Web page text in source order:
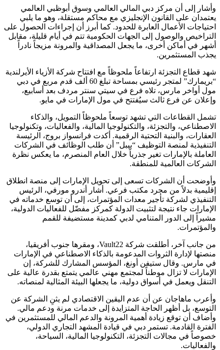
وأشار إلى أن مركز دبي المالي العالمي وسوق أبوظبي العالمي
يعتمدان على القانون الإنجليزي مع محاكم مستقلة، وهو ما يلبي
احتياجات الأعمال العابرة للحدود. كما أبرز أن إجراءات الحصول على
التراخيص والوصول إلى الجهات الحكومية تتم في أيام قليلة، مقابل
أشهر في أماكن أخرى، ما يجعل المصداقية والمرونة مزيجاً نادراً
يجذب المستثمرين.
شهد قطاع التجزئة ارتفاعاً ملحوظاً مع افتتاح شركة الأزياء الأيرلندية
“بريمارك” لمتجر رئيسي بمساحة تبلغ 60 ألف قدم مربع في دبي
مول أواخر مارس، تلاه فرع في سيتي سنتر مردف بعد أسابيع،
وإعلان عن فرع ثالث سيُفتتح في مول الإمارات في مايو.
تشمل القطاعات التي تشهد توسعاً ملحوظاً التمويل، والذكاء
الاصطناعي، والتجزئة، والتكنولوجيا المالية، والفعاليات، وتكنولوجيا
العقارات، والبنية التحتية الرقمية. أكدت فرانسواز بروج، الرئيسة
التنفيذية لمنصة التوظيف “بيبل” أن طلب الوظائف في الشركات
العاملة بالإمارات تغير جذرياً خلال العام المنصرم، ما يعكس نظرة
الشركات العالمية للمنطقة.
وأوضحت أن الشركات تسعى إلى تحويل الإمارات إلى منصة انطلاق
إقليمية بدلاً من مجرد مكتب فرعي. أشار أندرو مورفي، الرئيس
التنفيذي لشركة تأجير معدات المؤتمرات، إلى أن توسع خدماته في
الإمارات جاء نتيجة لتثبيت الدولة كمركز مفضّل للفعاليات الدولية،
مشيراً إلى الدور المتنامي لدبي كمدينة مستضيفة للقمم
والمؤتمرات.
من جانب آخر، أطلقت شركة Vault22، ومقرها جنوب أفريقيا،
منصتها لإدارة الثروات المدعومة بالذكاء الاصطناعي في الإمارات
في مارس. وقال ستيفن أونغ، المؤسس المشارك للشركة، إن
الإمارات لا تزال موطناً لمجتمع مهني عالمي يتمتع بقدرة عالية على
التنقل ويعمل في أسواق دولية، ما يجعلها البيئة المثالية لمنصاته.
وأعرب ماهاجان عن أن عدم اليقين الاقتصادي لم يثنِ الشركة عن
التوسع، بل أظهر الحاجة المتزايدة إلى خدمات مرنة ودعم مالي.
وأضاف أن توقع زيادة أهمية المرونة والدعم المالي للمستثمرين في
الفترة القادمة. تستمر دبي في قيادة المشهد التجاري الدولي،
خصوصاً في مجالات التجزئة، التكنولوجيا المالية، السياحة،
والفعاليات.